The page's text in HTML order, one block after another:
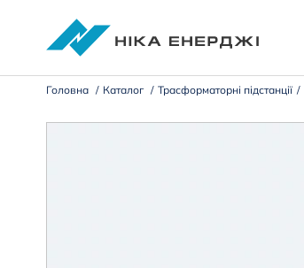
Головна Каталог Трасформаторні підстанції